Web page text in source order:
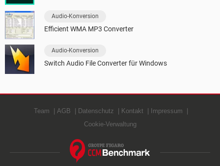
Audio-Konversion
Efficient WMA MP3 Converter
Audio-Konversion
Switch Audio File Converter für Windows
Team AGB Datenschutz Kontakt
Impressum
Cookie-Verwaltung